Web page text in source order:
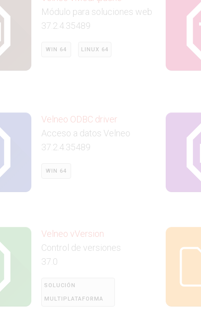
Módulo para soluciones web
37.2.4.35489
WIN 64 LINUX 64
Velneo ODBC driver
Acceso a datos Velneo
37.2.4.35489
WIN 64
Velneo vVersion
Control de versiones
37.0
SOLUCIÓN
MULTIPLATAFORMA